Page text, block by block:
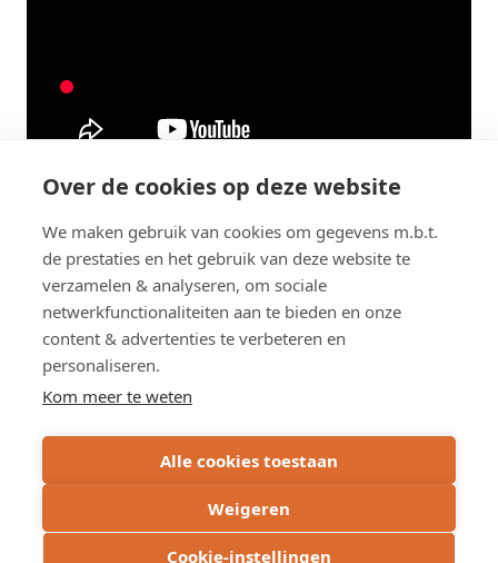
Over de cookies op deze website
We maken gebruik van cookies om gegevens m.b.t.
de prestaties en het gebruik van deze website te
verzamelen & analyseren, om sociale
netwerkfunctionaliteiten aan te bieden en onze
content & advertenties te verbeteren en
personaliseren.
Kom meer te weten
Alle cookies toestaan
Weigeren
Cookie-instellingen
Slotwoord
In deze webinar blikt Natasha Blommaert even vooruit op 2021.
pdf
6_Brainstorm rond geometrie (interactieve
sessie).pdf
9.03 MB
7_Slotwoord.pdf